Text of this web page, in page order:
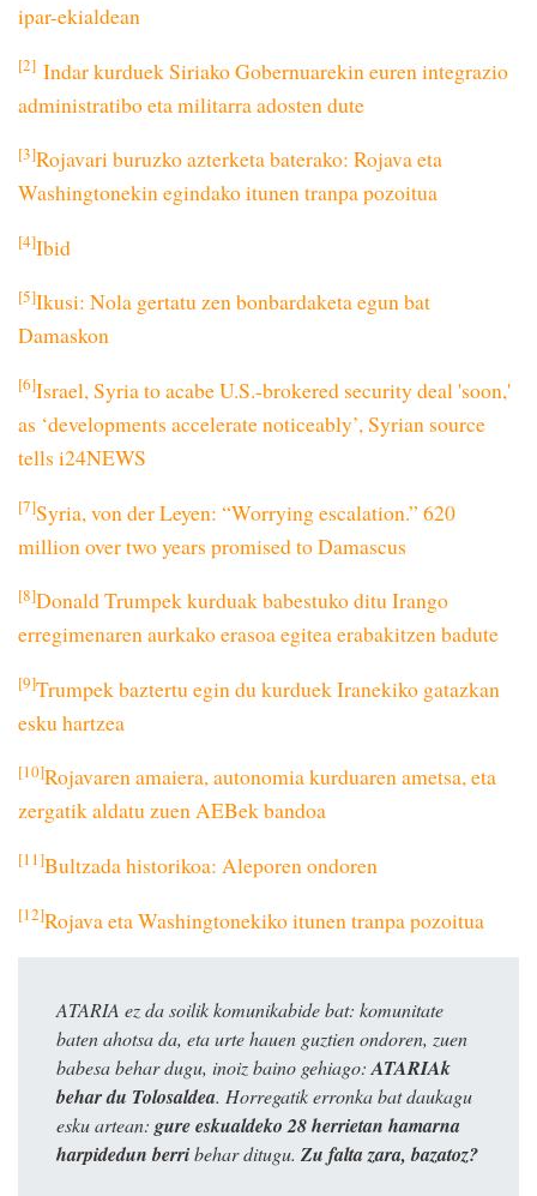
ipar-ekialdean
[2] Indar kurduek Siriako Gobernuarekin euren integrazio
administratibo eta militarra adosten dute
[3]Rojavari buruzko azterketa baterako: Rojava eta
Washingtonekin egindako itunen tranpa pozoitua
[4]Ibid
[5]Ikusi: Nola gertatu zen bonbardaketa egun bat
Damaskon
[6]Israel, Syria to acabe U.S.-brokered security deal 'soon,'
as ‘developments accelerate noticeably’, Syrian source
tells i24NEWS
[7]Syria, von der Leyen: “Worrying escalation.” 620
million over two years promised to Damascus
[8]Donald Trumpek kurduak babestuko ditu Irango
erregimenaren aurkako erasoa egitea erabakitzen badute
[9]Trumpek baztertu egin du kurduek Iranekiko gatazkan
esku hartzea
[10]Rojavaren amaiera, autonomia kurduaren ametsa, eta
zergatik aldatu zuen AEBek bandoa
[11]Bultzada historikoa: Aleporen ondoren
[12]Rojava eta Washingtonekiko itunen tranpa pozoitua
ATARIA ez da soilik komunikabide bat: komunitate
baten ahotsa da, eta urte hauen guztien ondoren, zuen
babesa behar dugu, inoiz baino gehiago: ATARIAk
behar du Tolosaldea. Horregatik erronka bat daukagu
esku artean: gure eskualdeko 28 herrietan hamarna
harpidedun berribehar ditugu. Zu falta zara, bazatoz?